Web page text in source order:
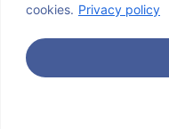
cookies. Privacy policy